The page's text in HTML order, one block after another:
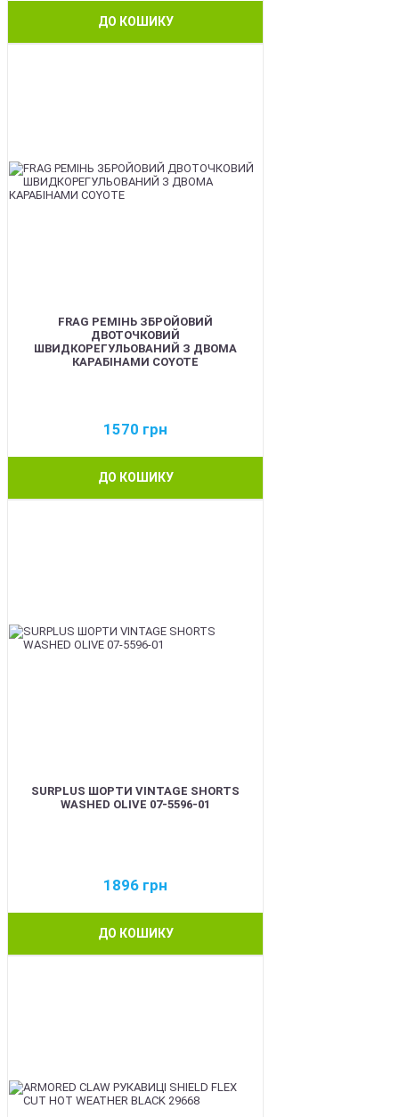
ДО КОШИКУ
FRAG РЕМІНЬ ЗБРОЙОВИЙ
ДВОТОЧКОВИЙ
ШВИДКОРЕГУЛЬОВАНИЙ З ДВОМА
КАРАБІНАМИ COYOTE
1570 грн
ДО КОШИКУ
SURPLUS ШОРТИ VINTAGE SHORTS
WASHED OLIVE 07-5596-01
1896 грн
ДО КОШИКУ